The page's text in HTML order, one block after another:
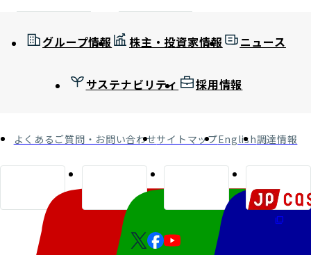
グループ情報 株主・投資家情報 ニュース
サステナビリティ 採用情報
よくあるご質問・お問い合わせサイトマップEnglish調達情報